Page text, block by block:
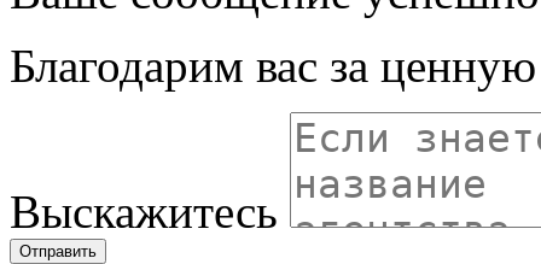
Благодарим вас за
Выскажитесь
Отправить